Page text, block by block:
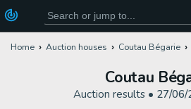
Home Auction houses Coutau Bégarie
Coutau
Auction results • 27/06/